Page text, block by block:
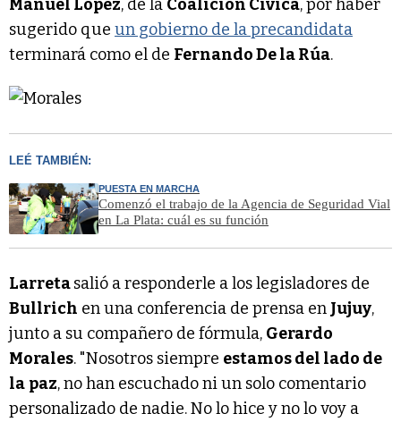
Manuel López, de la Coalición Cívica, por haber
sugerido que un gobierno de la precandidata
terminará como el de Fernando De la Rúa.
LEÉ TAMBIÉN:
PUESTA EN MARCHA
Comenzó el trabajo de la Agencia de Seguridad Vial
en La Plata: cuál es su función
Larretasalió a responderle a los legisladores de
Bullrich en una conferencia de prensa en Jujuy,
junto a su compañero de fórmula, Gerardo
Morales. "Nosotros siempre estamos del lado de
la paz, no han escuchado ni un solo comentario
personalizado de nadie. No lo hice y no lo voy a